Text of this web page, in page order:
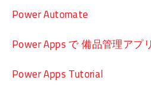
Power Automate
Power Apps で 備品管理アプ
Power Apps Tutorial